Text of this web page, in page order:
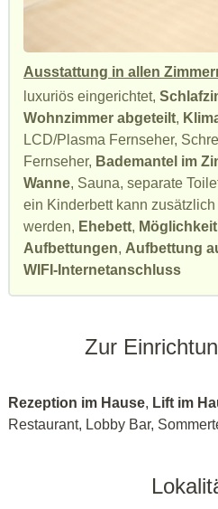
Ausstattung in allen
luxuriös eingerichtet,
Wohnzimmer abgeteilt,
LCD/Plasma Fernseher,
Fernseher, Bademantel im
Wanne, Sauna, separate
ein Kinderbett kann
werden, Ehebett,
Aufbettungen, Aufbettung
WIFI-Internetanschluss
Zur
Rezeption im Hause, Lift im
Restaurant, Lobby Bar,